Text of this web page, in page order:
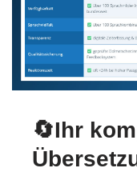
🔄Ihr